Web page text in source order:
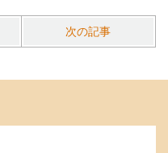
次の記事